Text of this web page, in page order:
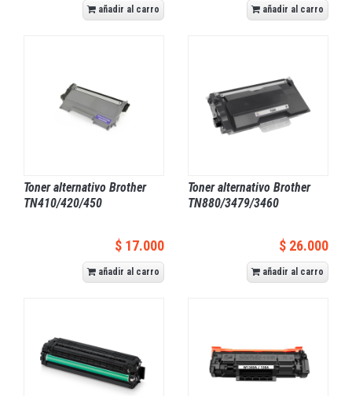
añadir al carro añadir al carro
Toner alternativo Brother
TN410/420/450
$ 17.000
añadir al carro
Toner alternativo Brother
TN880/3479/3460
$ 26.000
añadir al carro